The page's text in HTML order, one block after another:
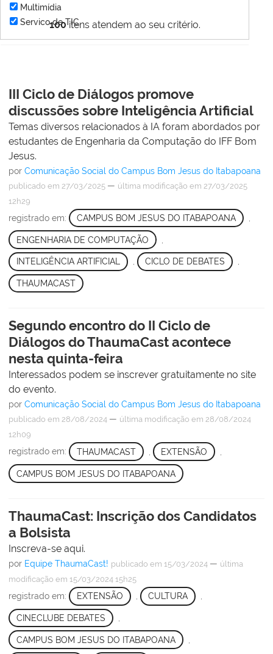
100itens atendem ao seu critério.
Multimídia
Servico de TIC
III Ciclo de Diálogos promove
discussões sobre Inteligência Artificial
Temas diversos relacionados à IA foram abordados por
estudantes de Engenharia da Computação do IFF Bom
Jesus.
por Comunicação Social do Campus Bom Jesus do Itabapoana
publicado em 27/03/2025 — última modificação em 27/03/2025
12h29
registrado em: CAMPUS BOM JESUS DO ITABAPOANA
ENGENHARIA DE COMPUTAÇÃO
INTELIGÊNCIA ARTIFICIAL , CICLO DE DEBATES ,
THAUMACAST
Segundo encontro do II Ciclo de
Diálogos do ThaumaCast acontece
nesta quinta-feira
Interessados podem se inscrever gratuitamente no site
do evento.
por Comunicação Social do Campus Bom Jesus do Itabapoana
publicado em 28/08/2024 — última modificação em 28/08/2024
12h09
registrado em: THAUMACAST EXTENSÃO
CAMPUS BOM JESUS DO ITABAPOANA
ThaumaCast: Inscrição dos Candidatos
a Bolsista
Inscreva-se aqui.
por Equipe ThaumaCast! publicado em 15/03/2024 — última
modificação em 15/03/2024 15h25
registrado em: EXTENSÃO , CULTURA ,
CINECLUBE DEBATES
CAMPUS BOM JESUS DO ITABAPOANA